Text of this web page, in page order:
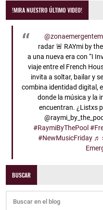
!MIRA NUESTRO ÚLTIMO VIDEO!
radar 🚨 RAYmi by
a una nueva era con “I
viaje entre el French
invita a soltar, bailar y
combina identidad digital,
donde la música y la
encuentran. ¿Listxs
#RaymiByThePool
#NewMusicFriday ♬
BUSCAR